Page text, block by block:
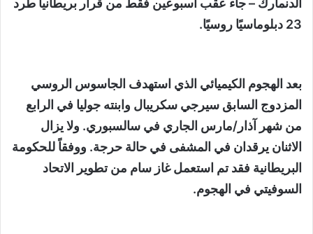
الدنمارك – جاء عقب أسبوعين فقط من قرار بريطانيا طرد
23 دبلوماسيًا روسيًا.
بعد الهجوم الكيميائي الذي استهدف الجاسوس الروسي
المزدوج السابق سيرجي سكريبال وابنته جوليا في الرابع
من شهر آذار/مارس الجاري في سالسبوري. ولا يزال
الاثنان يرقدان في المشفى في حالة حرجة. ووفقاً للحكومة
البريطانية فقد تم استعمل غاز سام من تطوير الاتحاد
السوفيتي في الهجوم.